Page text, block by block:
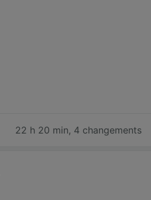
22 h 20 min, 4 changements